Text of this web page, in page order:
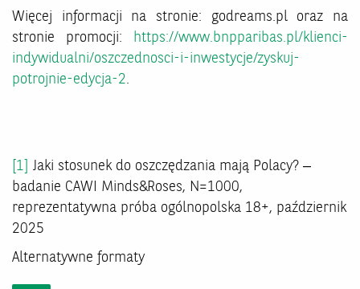
Więcej informacji na stronie: godreams.pl oraz na
stronie promocji:
https://www.bnpparibas.pl/klienci-
indywidualni/oszczednosci-i-inwestycje/zyskuj-
potrojnie-edycja-2.
[1]
Jaki stosunek do oszczędzania mają Polacy? –
badanie CAWI Minds&Roses, N=1000,
reprezentatywna próba ogólnopolska 18+, październik
2025
Alternatywne formaty